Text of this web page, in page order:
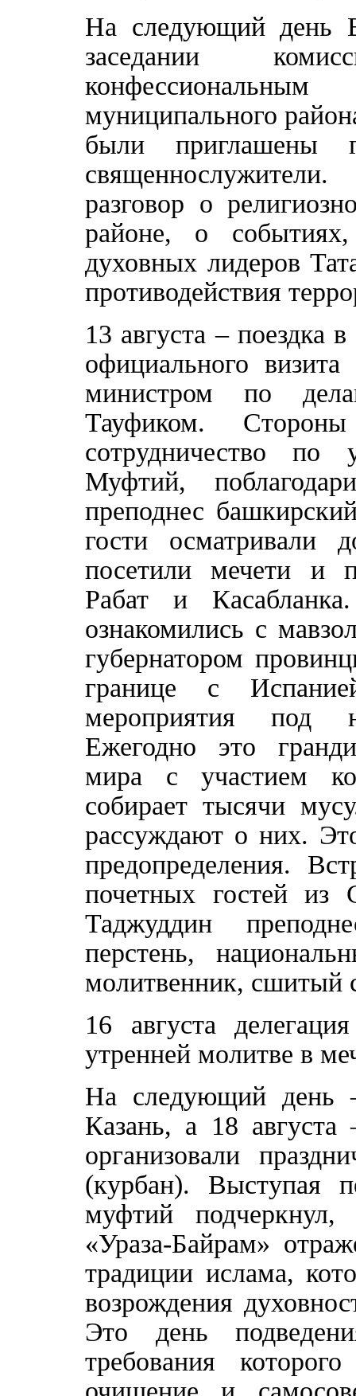
На следующий день
заседании
муниципального
были приглашены
разговор о
районе, о
духовных лидеров
противодействия
13 августа – поездка
официального
министром по
Тауфиком.
сотрудничество
Муфтий,
преподнес
гости осматривали
посетили мечети и
Рабат и
ознакомились с
губернатором
границе с
мероприятия под
Ежегодно это
мира с участием
собирает тысячи
рассуждают о них.
предопределения.
почетных гостей из
Таджуддин
перстень,
молитвенник, сшитый
16 августа
утренней молитве в
На следующий день
Казань, а 18 августа
организовали
(курбан). Выступая
муфтий
«Ураза-Байрам»
традиции ислама,
возрождения
Это день
требования